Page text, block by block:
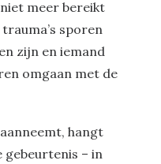
meer bereikt
sporen
zijn en iemand
omgaan met de
hangt
gebeurtenis – in